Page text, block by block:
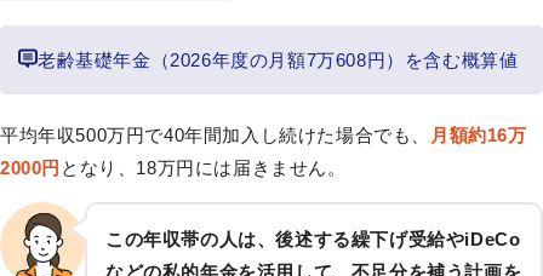
老齢基礎年金（2026年度の月額7万608円）を含む概算値
平均年収500万円で40年間加入し続けた場合でも、
月額約16万
2000円 となり、18万円には届きません。
この年収帯の人は、後述する繰下げ受給やiDeCo
などの私的年金を活用して、不足分を補う計画を